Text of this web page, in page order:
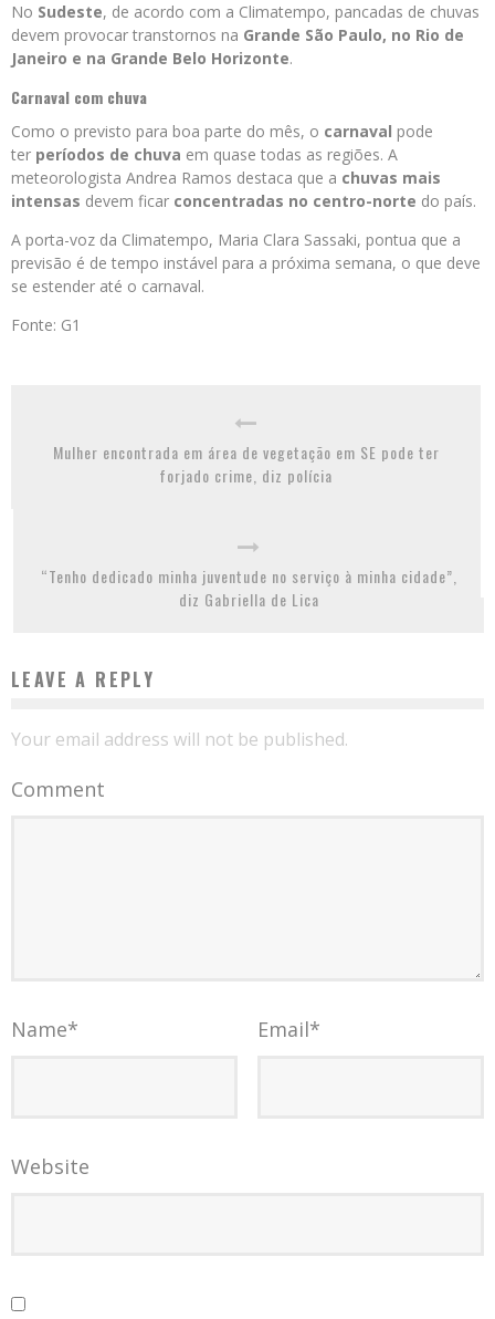
No Sudeste, de acordo com a Climatempo, pancadas de chuvas
devem provocar transtornos na Grande São Paulo, no Rio de
Janeiro e na Grande Belo Horizonte.
Carnaval com chuva
Como o previsto para boa parte do mês, o carnaval pode
ter períodos de chuva em quase todas as regiões. A
meteorologista Andrea Ramos destaca que a chuvas mais
intensas devem ficar concentradas no centro-norte do país.
A porta-voz da Climatempo, Maria Clara Sassaki, pontua que a
previsão é de tempo instável para a próxima semana, o que deve
se estender até o carnaval.
Fonte: G1
Mulher encontrada em área de vegetação em SE pode ter
forjado crime, diz polícia
“Tenho dedicado minha juventude no serviço à minha cidade”,
diz Gabriella de Lica
LEAVE A REPLY
Your email address will not be published.
Comment
Name* Email*
Website